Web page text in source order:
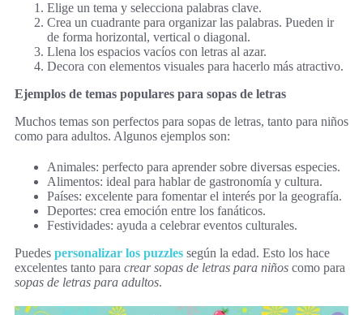
Elige un tema y selecciona palabras clave.
Crea un cuadrante para organizar las palabras. Pueden ir
de forma horizontal, vertical o diagonal.
Llena los espacios vacíos con letras al azar.
Decora con elementos visuales para hacerlo más atractivo.
Ejemplos de temas populares para sopas de letras
Muchos temas son perfectos para sopas de letras, tanto para niños
como para adultos. Algunos ejemplos son:
Animales: perfecto para aprender sobre diversas especies.
Alimentos: ideal para hablar de gastronomía y cultura.
Países: excelente para fomentar el interés por la geografía.
Deportes: crea emoción entre los fanáticos.
Festividades: ayuda a celebrar eventos culturales.
Puedes personalizar los puzzles según la edad. Esto los hace
excelentes tanto para crear sopas de letras para niños como para
sopas de letras para adultos.